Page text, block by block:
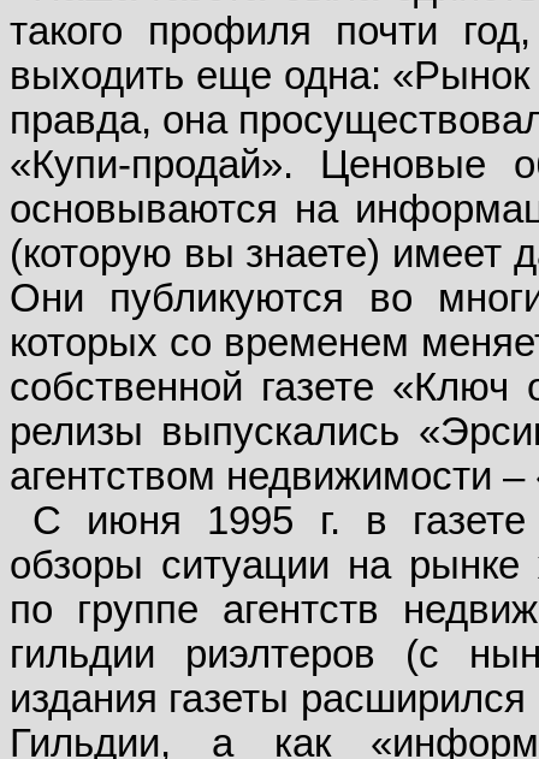
такого профиля почти
выходить еще одна:
правда, она
«Купи-продай». Ценовые
основываются на
(которую вы знаете) имеет
Они публикуются во
которых со временем
собственной газете
релизы выпускались
агентством недвижимости
С июня 1995 г. в газете
обзоры ситуации на
по группе агентств
гильдии риэлтеров (с
издания газеты
Гильдии, а как